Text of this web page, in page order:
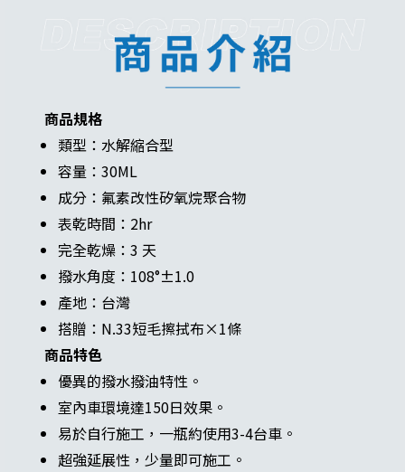
商品規格
類型：水解縮合型
容量：30ML
成分：氟素改性矽氧烷聚合物
表乾時間：2hr
完全乾燥：3 天
撥水角度：108°±1.0
產地：台灣
搭贈：N.33短毛擦拭布×1條
商品特色
優異的撥水撥油特性。
室內車環境達150日效果。
易於自行施工，一瓶約使用3-4台車。
超強延展性，少量即可施工。